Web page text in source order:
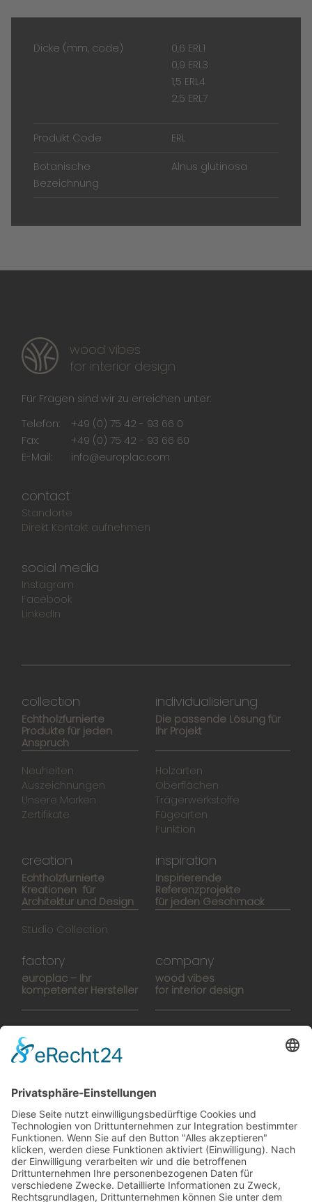
Dicke (mm, code)
0,6 ERL1
0,9 ERL3
1,5 ERL4
2,5 ERL7
Produkt Code ERL
Botanische
Bezeichnung
Alnus glutinosa
wood vibes
for interior design
Für Fragen sind wir zu erreichen unter:
Telefon:
+49 (0) 75 42 - 93 66 0
Fax:
+49 (0) 75 42 - 93 66 60
E-Mail:
info@europlac.com
contact
Standorte
Direkt Kontakt aufnehmen
social media
Instagram
Facebook
LinkedIn
collection
Echtholzfurnierte
Produkte für jeden
Anspruch
Neuheiten
Auszeichnungen
Unsere Marken
Zertifikate
individualisierung
Die passende Lösung für
Ihr Projekt
Holzarten
Oberflächen
Trägerwerkstoffe
Fügearten
Funktion
creation
Echtholzfurnierte
Kreationen für
Architektur und Design
Studio Collection
inspiration
Inspirierende
Referenzprojekte
für jeden Geschmack
factory
europlac – Ihr
kompetenter Hersteller
Hightech-Fertigung
Manufaktur
company
wood vibes
for interior design
europlacHOUSE
Karriere
Booklet
SalesTools
green vibes
Auf dem Weg in eine
lebenswerte Zukunft